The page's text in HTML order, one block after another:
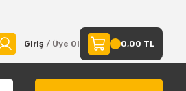
Giriş / Üye Ol 0,00 TL